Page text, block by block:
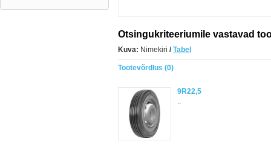
Otsingukriteeriumile vastavad
Kuva: Nimekiri / Tabel
Tootevõrdlus (0)
9R22,5
..